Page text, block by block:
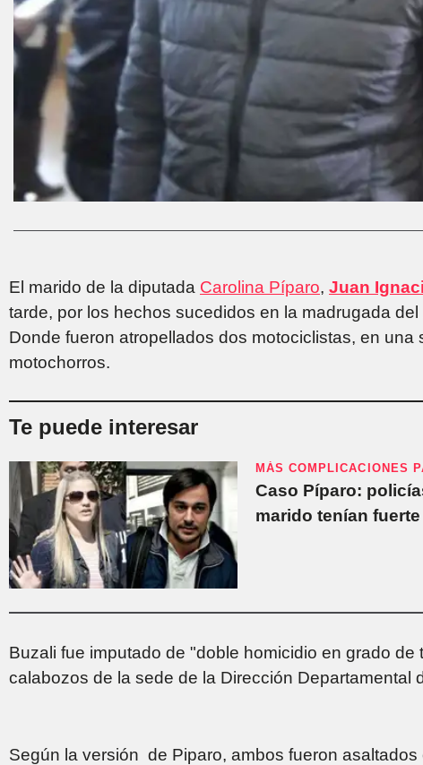
El marido de la diputada Carolina Píparo, Juan
tarde, por los hechos sucedidos en la madrugada
Donde fueron atropellados dos motociclistas, en
motochorros.
Te puede interesar
MÁS COMPLICACIONES
Caso Píparo:
marido tenían
Buzali fue imputado de "doble homicidio en grado de
calabozos de la sede de la Dirección Departamental
Según la versión de Piparo, ambos fueron